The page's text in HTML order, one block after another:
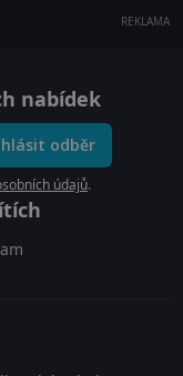
REKLAMA
nabídek
odběr
údajů.